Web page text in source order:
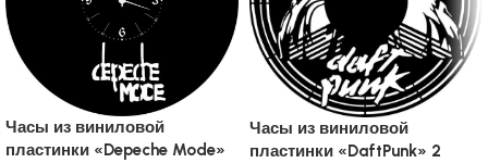
Часы из виниловой
пластинки «Depeche Mode»
Часы из виниловой
пластинки «DaftPunk» 2